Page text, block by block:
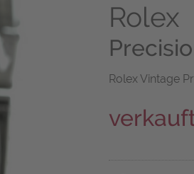
Rolex
Rolex Vintage